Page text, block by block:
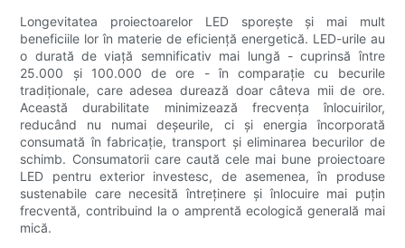
Longevitatea proiectoarelor LED sporește și mai mult
beneficiile lor în materie de eficiență energetică. LED-urile au
o durată de viață semnificativ mai lungă - cuprinsă între
25.000 și 100.000 de ore - în comparație cu becurile
tradiționale, care adesea durează doar câteva mii de ore.
Această durabilitate minimizează frecvența înlocuirilor,
reducând nu numai deșeurile, ci și energia încorporată
consumată în fabricație, transport și eliminarea becurilor de
schimb. Consumatorii care caută cele mai bune proiectoare
LED pentru exterior investesc, de asemenea, în produse
sustenabile care necesită întreținere și înlocuire mai puțin
frecventă, contribuind la o amprentă ecologică generală mai
mică.